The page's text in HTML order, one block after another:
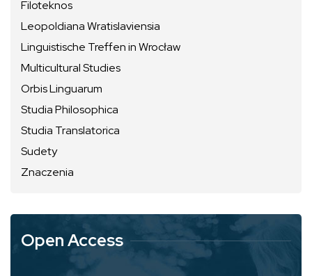
Filoteknos
Leopoldiana Wratislaviensia
Linguistische Treffen in Wrocław
Multicultural Studies
Orbis Linguarum
Studia Philosophica
Studia Translatorica
Sudety
Znaczenia
Open Access